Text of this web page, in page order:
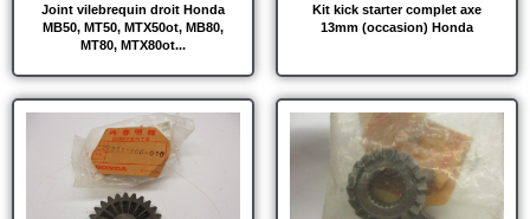
Joint vilebrequin droit Honda
MB50, MT50, MTX50ot, MB80,
MT80, MTX80ot...
Kit kick starter complet axe
13mm (occasion) Honda